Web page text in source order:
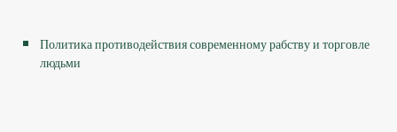
Политика противодействия современному рабству и торговле
людьми